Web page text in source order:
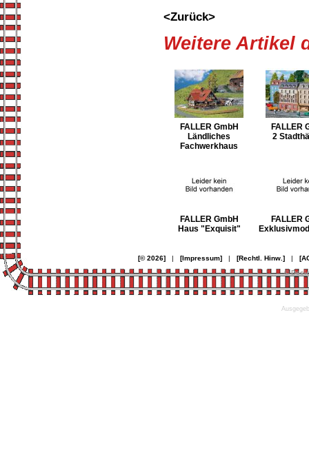
<Zurück>
Weitere Artikel
FALLER GmbH
Ländliches
Fachwerkhaus
FALLER
2
FALLER GmbH
Haus "Exquisit"
FALLER
[© 2026]| [Impressum]| [Rechtl. Hinw.]|
©